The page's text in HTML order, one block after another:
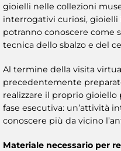
gioielli nelle collezioni
interrogativi curiosi,
potranno conoscere come
tecnica dello sbalzo e del
Al termine della visita
precedentemente
realizzare il proprio
fase esecutiva: un’attività
conoscere più da vicino
Materiale necessario per